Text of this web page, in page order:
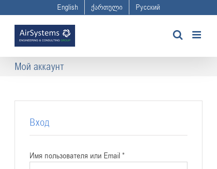
to
content
English ქართული Русский
Мой аккаунт
Вход
Имя пользователя или Email*